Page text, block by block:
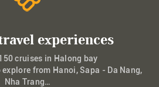
experiences
cruises in Halong bay
from Hanoi, Sapa - Da Nang,
Nha Trang…